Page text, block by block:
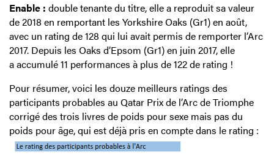
Enable : double tenante du titre, elle a reproduit sa valeur
de 2018 en remportant les Yorkshire Oaks (Gr1) en août,
avec un rating de 128 qui lui avait permis de remporter l’Arc
2017. Depuis les Oaks d’Epsom (Gr1) en juin 2017, elle
a accumulé 11 performances à plus de 122 de rating !
Pour résumer, voici les douze meilleurs ratings des
participants probables au Qatar Prix de l’Arc de Triomphe
corrigé des trois livres de poids pour sexe mais pas du
poids pour âge, qui est déjà pris en compte dans le rating :